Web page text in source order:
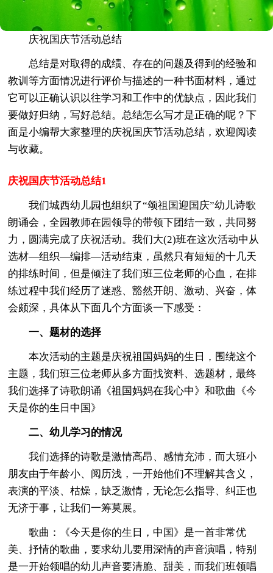
庆祝国庆节活动总结
总结是对取得的成绩、存在的问题及得到的经验和
教训等方面情况进行评价与描述的一种书面材料，通过
它可以正确认识以往学习和工作中的优缺点，因此我们
要做好归纳，写好总结。总结怎么写才是正确的呢？下
面是小编帮大家整理的庆祝国庆节活动总结，欢迎阅读
与收藏。
庆祝国庆节活动总结1
我们城西幼儿园也组织了“颂祖国迎国庆”幼儿诗歌
朗诵会，全园教师在园领导的带领下团结一致，共同努
力，圆满完成了庆祝活动。我们大(2)班在这次活动中从
选材—组织—编排—活动结束，虽然只有短短的十几天
的排练时间，但是倾注了我们班三位老师的心血，在排
练过程中我们经历了迷惑、豁然开朗、激动、兴奋，体
会颇深，具体从下面几个方面谈一下感受：
一、题材的选择
本次活动的主题是庆祝祖国妈妈的生日，围绕这个
主题，我们班三位老师从多方面找资料、选题材，最终
我们选择了诗歌朗诵《祖国妈妈在我心中》和歌曲《今
天是你的生日中国》
二、幼儿学习的情况
我们选择的诗歌是激情高昂、感情充沛，而大班小
朋友由于年龄小、阅历浅，一开始他们不理解其含义，
表演的平淡、枯燥，缺乏激情，无论怎么指导、纠正也
无济于事，让我们一筹莫展。
歌曲：《今天是你的生日，中国》是一首非常优
美、抒情的歌曲，要求幼儿要用深情的声音演唱，特别
是一开始领唱的幼儿声音要清脆、甜美，而我们班领唱